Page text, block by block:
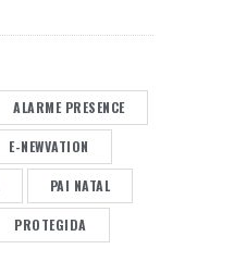
ALARME PRESENCE
E-NEWVATION
PAI NATAL
PROTEGIDA